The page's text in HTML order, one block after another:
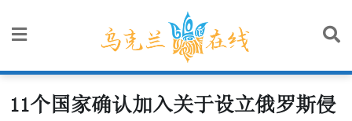
11个国家确认加入关于设立俄罗斯侵